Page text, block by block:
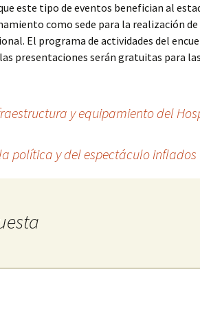
este tipo de eventos benefician al
como sede para la realización de
El programa de actividades del
presentaciones serán gratuitas para
y equipamiento del
política y del espectáculo